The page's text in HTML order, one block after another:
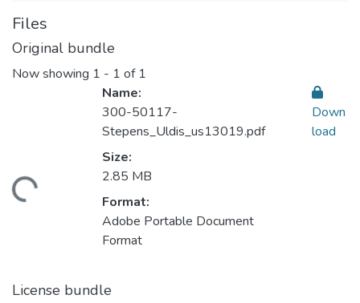
Files
Original bundle
Now showing 1 - 1 of 1
Name:
300-50117-
Stepens_Uldis_us13019.pdf
Size:
2.85 MB
Format:
Adobe Portable Document
Format
Down
load
License bundle